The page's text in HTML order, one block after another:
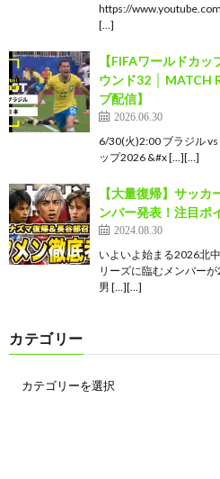
https://
[…]
【FIFAワールドカ
ウンド32 │ MATCH
ブ配信】
2026.06.30
6/30(火)2:00 ブラジル
ップ2026 &#x […][…]
【大量復帰】サッ
ンバー発表！注目ポ
2024.08.30
いよいよ始まる2026北
リーズに臨むメンバー
男 […][…]
カテゴリー